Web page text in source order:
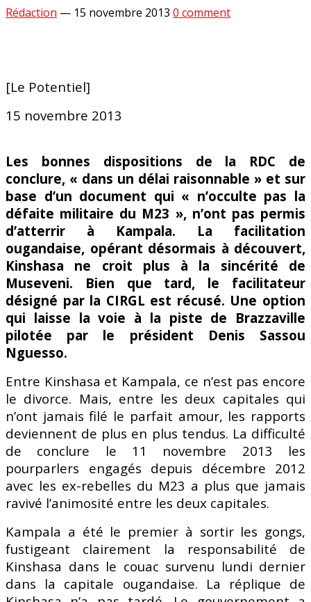
Rédaction — 15 novembre 2013 0 comment
[Le Potentiel]
15 novembre 2013
Les bonnes dispositions de la RDC de
conclure, « dans un délai raisonnable » et sur
base d’un document qui « n’occulte pas la
défaite militaire du M23 », n’ont pas permis
d’atterrir à Kampala. La facilitation
ougandaise, opérant désormais à découvert,
Kinshasa ne croit plus à la sincérité de
Museveni. Bien que tard, le facilitateur
désigné par la CIRGL est récusé. Une option
qui laisse la voie à la piste de Brazzaville
pilotée par le président Denis Sassou
Nguesso.
Entre Kinshasa et Kampala, ce n’est pas encore
le divorce. Mais, entre les deux capitales qui
n’ont jamais filé le parfait amour, les rapports
deviennent de plus en plus tendus. La difficulté
de conclure le 11 novembre 2013 les
pourparlers engagés depuis décembre 2012
avec les ex-rebelles du M23 a plus que jamais
ravivé l’animosité entre les deux capitales.
Kampala a été le premier à sortir les gongs,
fustigeant clairement la responsabilité de
Kinshasa dans le couac survenu lundi dernier
dans la capitale ougandaise. La réplique de